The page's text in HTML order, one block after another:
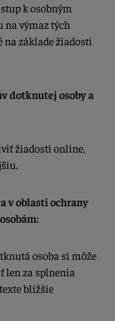
k osobným
na výmaz tých
na základe žiadosti
dotknutej osoby a
žiadosti online,
v oblasti ochrany
osoba si môže
len za splnenia
bližšie